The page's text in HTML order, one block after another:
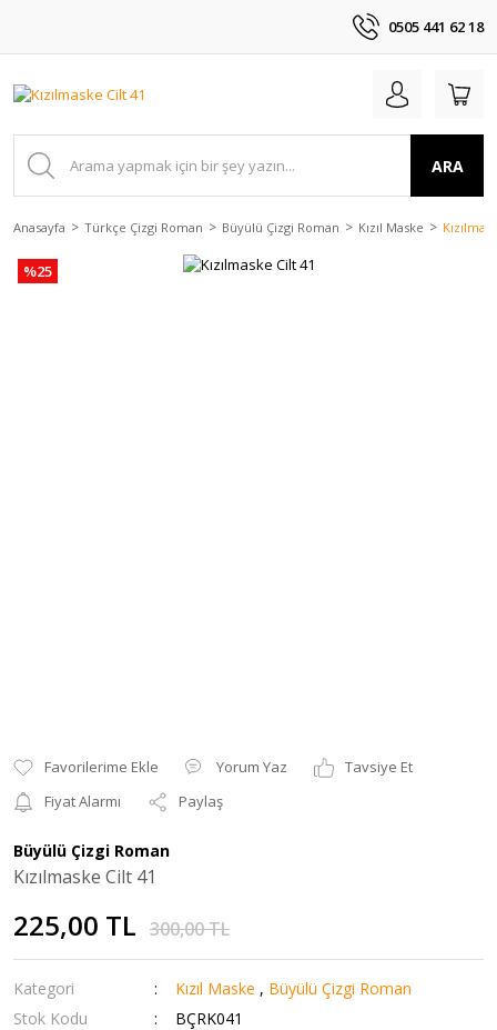
0505 441 62 18
ARA
Anasayfa Türkçe Çizgi Roman Büyülü Çizgi Roman Kızıl Maske
%25
Yorum Yaz
Tavsiye Et
Fiyat Alarmı
Paylaş
Büyülü Çizgi Roman
Kızılmaske Cilt 41
225,00 TL 300,00 TL
Kategori Kızıl Maske , Büyülü Çizgi Roman
Stok Kodu
BÇRK041